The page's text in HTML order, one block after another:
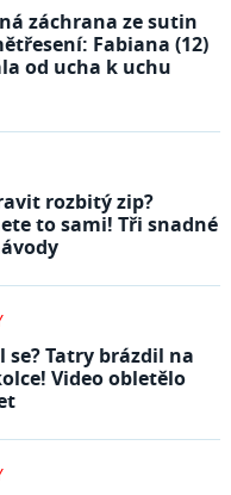
záchrana ze sutin
Fabiana (12)
od ucha k uchu
rozbitý zip?
to sami! Tři snadné
se? Tatry brázdil na
Video obletělo